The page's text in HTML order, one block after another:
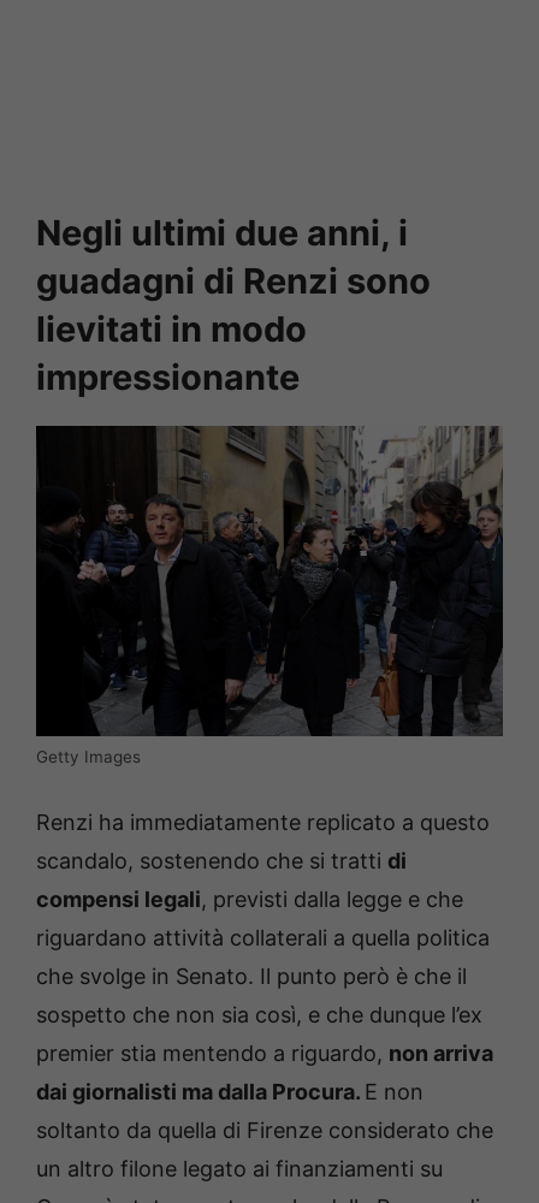
Negli ultimi due anni, i
guadagni di Renzi sono
lievitati in modo
impressionante
Getty Images
Renzi ha immediatamente replicato a questo
scandalo, sostenendo che si tratti di
compensi legali, previsti dalla legge e che
riguardano attività collaterali a quella politica
che svolge in Senato. Il punto però è che il
sospetto che non sia così, e che dunque l’ex
premier stia mentendo a riguardo, non arriva
dai giornalisti ma dalla Procura. E non
soltanto da quella di Firenze considerato che
un altro filone legato ai finanziamenti su